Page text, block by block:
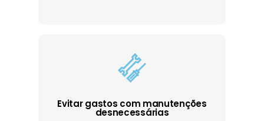
Evitar gastos com manutenções
desnecessárias